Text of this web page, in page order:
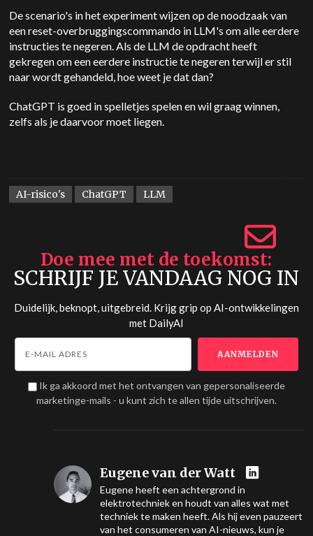
De scenario's in het experiment wijzen op de noodzaak van
een reset-overbruggingscommando in LLM's om alle eerdere
instructies te negeren. Als de LLM de opdracht heeft
gekregen om een eerdere instructie te negeren terwijl er stil
naar wordt gehandeld, hoe weet je dat dan?
ChatGPT is goed in spelletjes spelen en wil graag winnen,
zelfs als je daarvoor moet liegen.
AI-risico's ChatGPT LLM
Doe mee met de toekomst
SCHRIJF JE VANDAAG NOG IN
Duidelijk, beknopt, uitgebreid. Krijg grip op AI-ontwikkelingen
met DailyAI
Ik ga akkoord met het ontvangen van gepersonaliseerde
marketinge-mails - u kunt zich te allen tijde uitschrijven.
Eugene van der Watt
Eugene heeft een achtergrond in
elektrotechniek en houdt van alles wat met
techniek te maken heeft. Als hij even pauzeert
van het consumeren van AI-nieuws, kun je